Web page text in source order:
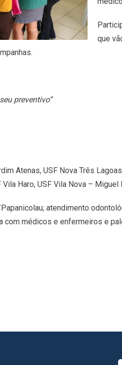
que
preventivo”
Atenas, USF Nova Três
Haro, USF Vila Nova –
atendimento
com médicos e enfermeiros e